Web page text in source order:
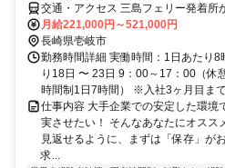
交通・アクセス 三島フェリー発着所
月給221,000円～521,000円
長崎県壱岐市
勤務時間詳細 実働時間：1日あたり
り18日 〜 23日 9：00～17：00（休
時間制1日7時間） ※入社3ヶ月目まで
仕事内容 大手企業での安定した環境
実させたい！ そんなあなたにオスス
見返せるように、まずは「保存」
求...